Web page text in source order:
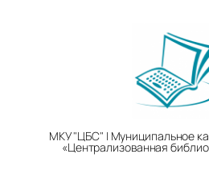
МКУ "ЦБС" | Муниципальное
«Централизованная